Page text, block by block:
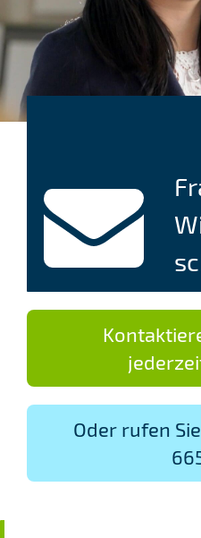
Oder rufen